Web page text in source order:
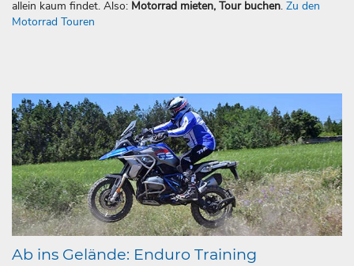
allein kaum findet. Also: Motorrad mieten, Tour buchen. Zu den
Motorrad Touren
Ab ins Gelände: Enduro Training